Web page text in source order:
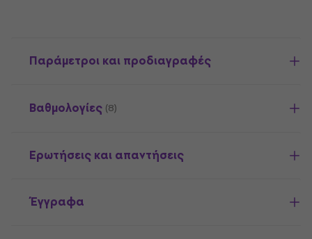
Παράμετροι και προδιαγραφές
Βαθμολογίες (8)
Ερωτήσεις και απαντήσεις
Έγγραφα